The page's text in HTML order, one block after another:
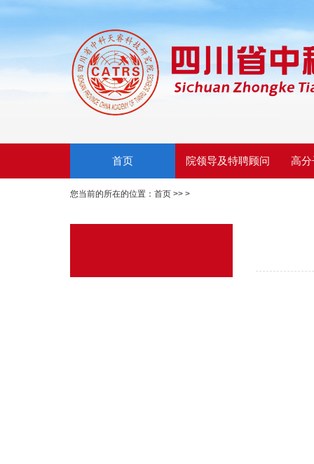
首页 院领导及特聘顾问 高
您当前的所在的位置： 首页 >> >